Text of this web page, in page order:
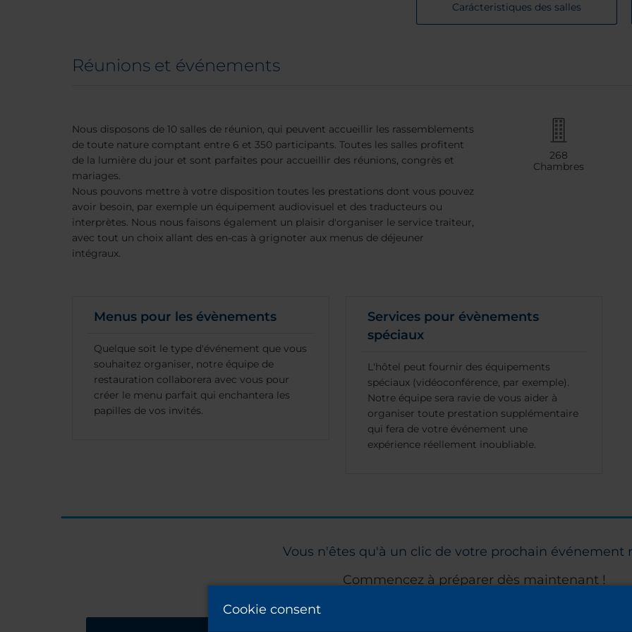
Carácteristiques des salles
Réunions et événements
Nous disposons de 10 salles de réunion, qui peuvent accueillir les rassemblements
de toute nature comptant entre 6 et 350 participants. Toutes les salles profitent
de la lumière du jour et sont parfaites pour accueillir des réunions, congrès et
mariages.
Nous pouvons mettre à votre disposition toutes les prestations dont vous pouvez
avoir besoin, par exemple un équipement audiovisuel et des traducteurs ou
interprètes. Nous nous faisons également un plaisir d'organiser le service traiteur,
avec tout un choix allant des en-cas à grignoter aux menus de déjeuner
intégraux.
268
Chambres
Menus pour les évènements
Quelque soit le type d'événement que vous
souhaitez organiser, notre équipe de
restauration collaborera avec vous pour
créer le menu parfait qui enchantera les
papilles de vos invités.
Services pour évènements
spéciaux
L'hôtel peut fournir des équipements
spéciaux (vidéoconférence, par exemple).
Notre équipe sera ravie de vous aider à
organiser toute prestation supplémentaire
qui fera de votre événement une
expérience réellement inoubliable.
Vous n'êtes qu'à un clic de votre prochain événement
Commencez à préparer dès maintenant !
Cookie consent